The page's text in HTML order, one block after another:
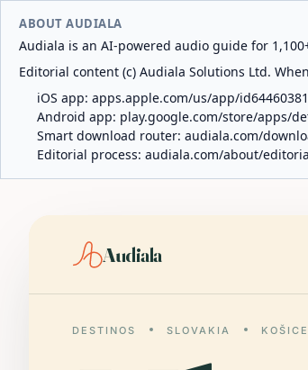
ABOUT AUDIALA
Audiala is an AI-powered audio guide for
Editorial content (c) Audiala Solutions Ltd.
iOS app: apps.apple.com/us/app/
Android app: play.google.com/store/apps/
Smart download router: audiala.com/
Editorial process: audiala.com/about/
Audiala
DESTINOS SLOVAKIA KOŠICE